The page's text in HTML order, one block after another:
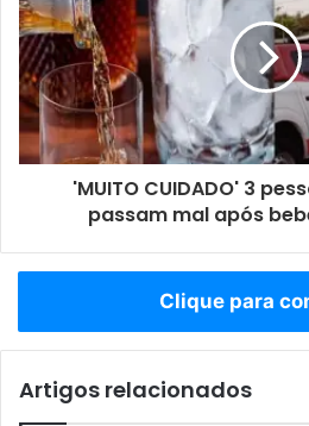
'MUITO CUIDADO' 3
passam mal após
Clique para
Artigos relacionados